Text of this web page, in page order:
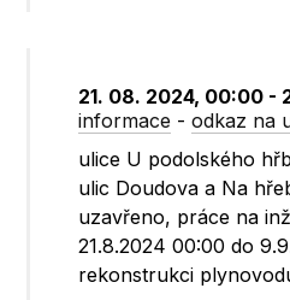
21. 08. 2024, 00:00 -
informace -odkaz na
ulice U podolského
ulic Doudova a Na
uzavřeno, práce na
21.8.2024 00:00 do
rekonstrukci